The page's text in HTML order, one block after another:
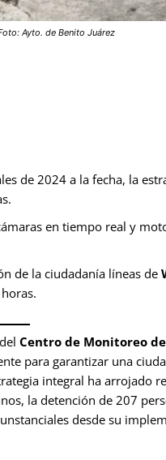
Ayto. de Benito Juárez
de 2024 a la fecha, la
en tiempo real y
de la ciudadanía líneas de
Centro de Monitoreo
para garantizar una
integral ha arrojado
la detención de 207
desde su